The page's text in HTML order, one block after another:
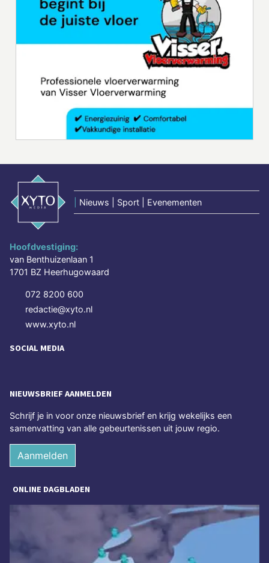
Nieuws | Sport | Evenementen
Hoofdvestiging:
van Benthuizenlaan 1
1701 BZ Heerhugowaard
072 8200 600
redactie@xyto.nl
www.xyto.nl
SOCIAL MEDIA
NIEUWSBRIEF AANMELDEN
Schrijf je in voor onze nieuwsbrief en krijg wekelijks een
samenvatting van alle gebeurtenissen uit jouw regio.
Aanmelden
ONLINE DAGBLADEN